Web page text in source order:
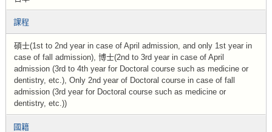
課程
碩士(1st to 2nd year in case of April admission, and only 1st year in
case of fall admission), 博士(2nd to 3rd year in case of April
admission (3rd to 4th year for Doctoral course such as medicine or
dentistry, etc.), Only 2nd year of Doctoral course in case of fall
admission (3rd year for Doctoral course such as medicine or
dentistry, etc.))
國籍